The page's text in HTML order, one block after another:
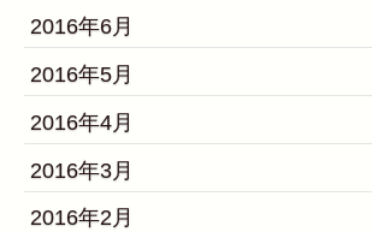
2016年6月
2016年5月
2016年4月
2016年3月
2016年2月